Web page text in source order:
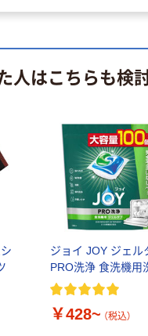
人はこちらも検
ジョイ JOY ジェル
PRO洗浄 食洗機用
￥428~ （税込）